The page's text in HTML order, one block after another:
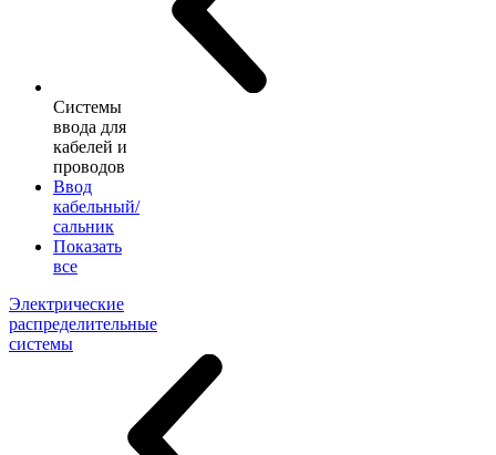
Системы
ввода для
кабелей и
проводов
Ввод
кабельный/
сальник
Показать
все
Электрические
распределительные
системы